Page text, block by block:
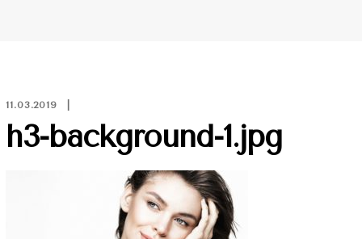
11.03.2019
h3-background-1.jpg